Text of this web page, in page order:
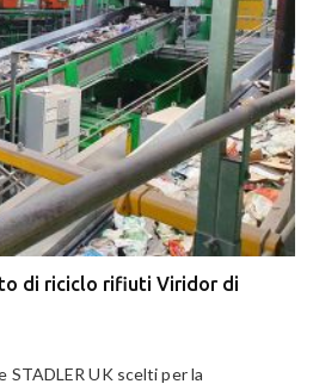
di riciclo rifiuti Viridor di
STADLER UK scelti per la